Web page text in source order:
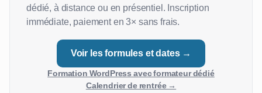
dédié, à distance ou en présentiel. Inscription
immédiate, paiement en 3× sans frais.
Voir les formules et dates →
Formation WordPress avec formateur dédié
Calendrier de rentrée →